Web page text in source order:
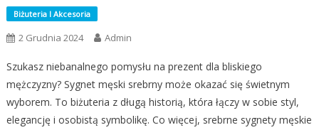
Biżuteria I Akcesoria
2 Grudnia 2024 Admin
Szukasz niebanalnego pomysłu na prezent dla bliskiego
mężczyzny? Sygnet męski srebrny może okazać się świetnym
wyborem. To biżuteria z długą historią, która łączy w sobie styl,
elegancję i osobistą symbolikę. Co więcej, srebrne sygnety męskie